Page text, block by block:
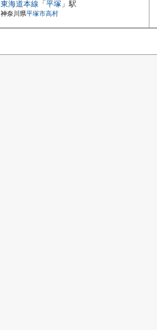
東海道本線 「 平塚 」駅
神奈川県平塚市高村